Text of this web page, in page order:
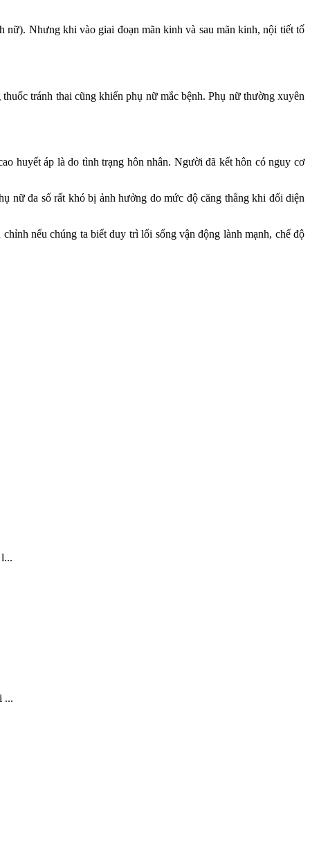
nữ). Nhưng khi vào giai đoạn mãn kinh và sau mãn kinh, nội tiết tố
tránh thai cũng khiến phụ nữ mắc bệnh. Phụ nữ thường xuyên
huyết áp là do tình trạng hôn nhân. Người đã kết hôn có nguy cơ
nữ đa số rất khó bị ảnh hưởng do mức độ căng thẳng khi đối diện
nếu chúng ta biết duy trì lối sống vận động lành mạnh, chế độ
...